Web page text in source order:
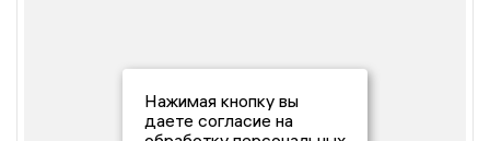
Нажимая кнопку вы
даете согласие на